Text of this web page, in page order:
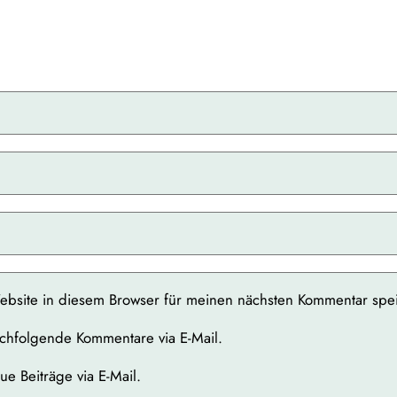
in diesem Browser für meinen nächsten Kommentar
Kommentare via E-Mail.
Beiträge via E-Mail.